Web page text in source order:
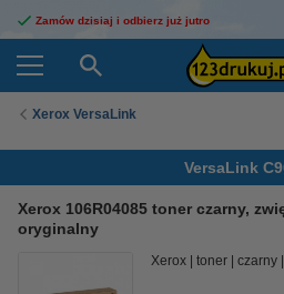
Zamów dzisiaj i odbierz już jutro
Xerox VersaLink
VersaLink
Xerox 106R04085 toner czarny,
oryginalny
Xerox toner czarny